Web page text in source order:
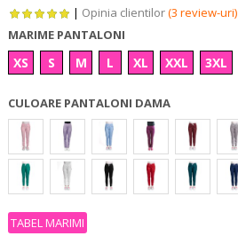
| Opinia clientilor(3 review-uri)
MARIME PANTALONI
XS S M L XL XXL 3XL
CULOARE PANTALONI DAMA
TABEL MARIMI